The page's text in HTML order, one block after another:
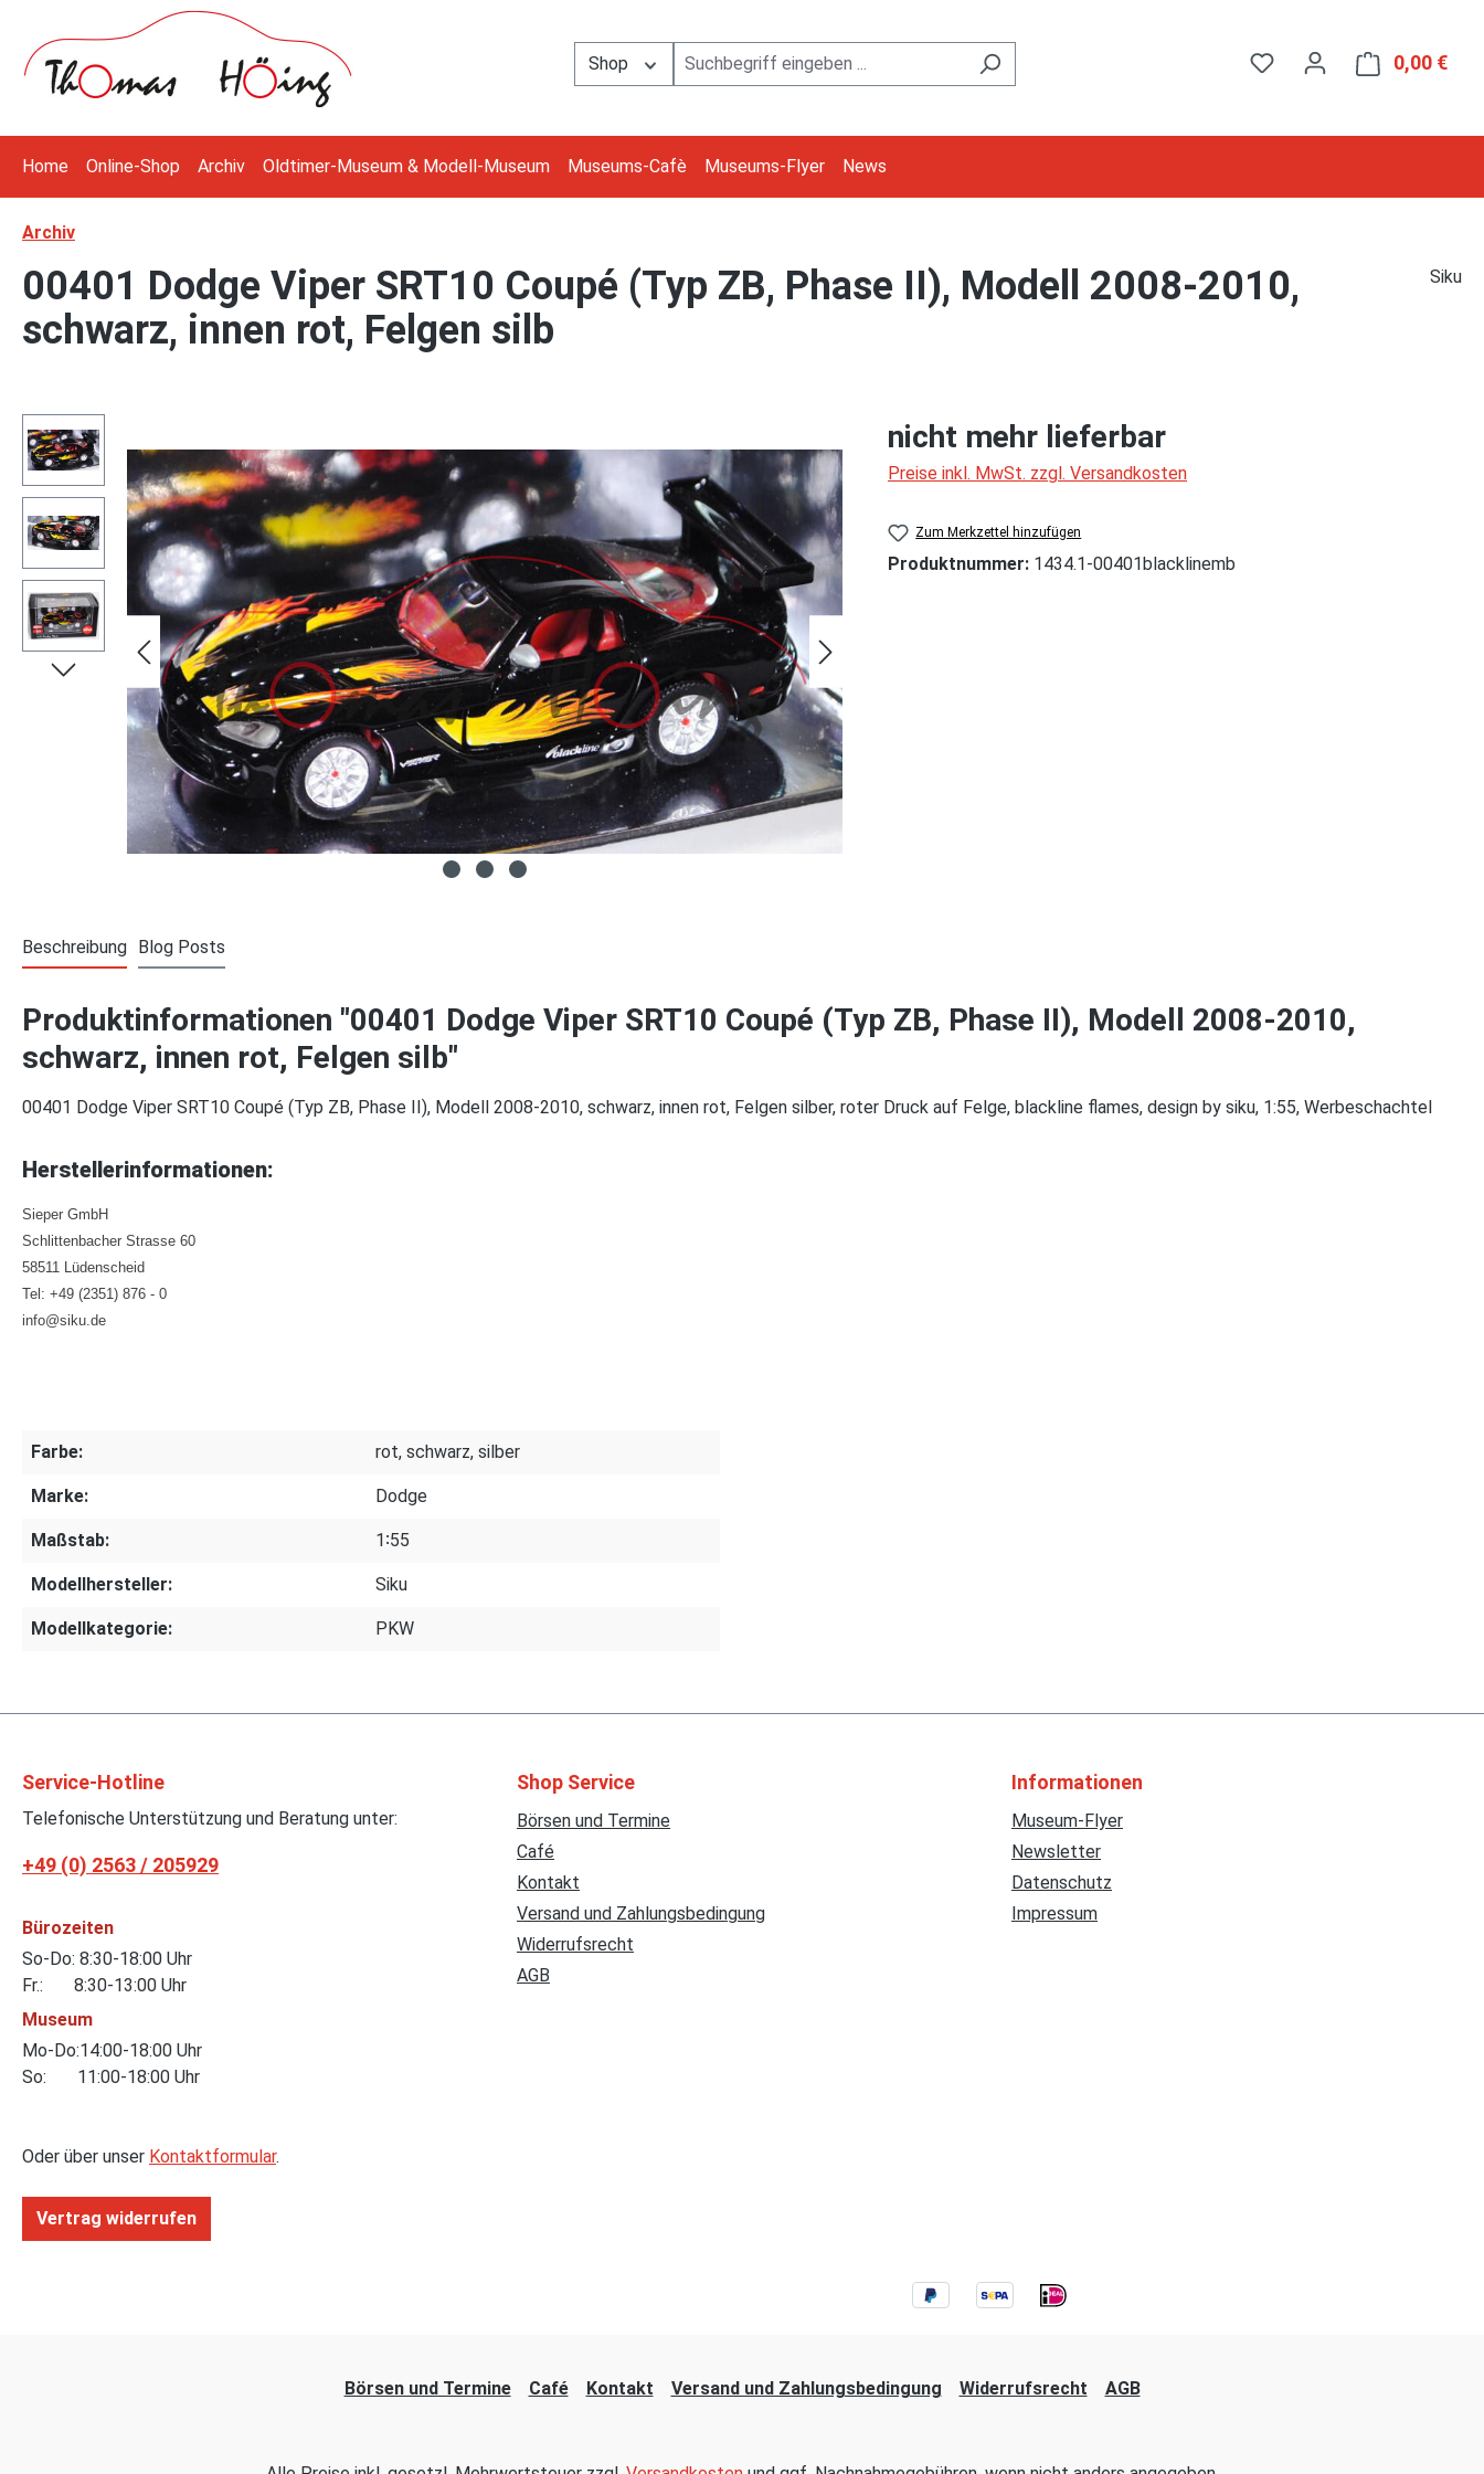
Hauptinhalt springen
Zur Suche springen
Zur Hauptnavigation springen
Shop
0,00 €
Home Online-Shop Archiv Oldtimer-Museum & Modell-Museum Museums-Cafè Museums-Flyer News
Archiv
00401 Dodge Viper SRT10 Coupé (Typ ZB, Phase II), Modell 2008-2010,
schwarz, innen rot, Felgen silb
Siku
Bildergalerie überspringen nicht mehr lieferbar
Preise inkl. MwSt. zzgl. Versandkosten
Zum Merkzettel hinzufügen
Produktnummer: 1434.1-00401blacklinemb
Beschreibung Blog Posts
Produktinformationen "00401 Dodge Viper SRT10 Coupé (Typ ZB, Phase II), Modell 2008-2010,
schwarz, innen rot, Felgen silb"
00401 Dodge Viper SRT10 Coupé (Typ ZB, Phase II), Modell 2008-2010, schwarz, innen rot, Felgen silber, roter Druck auf Felge, blackline flames, design by siku, 1:55, Werbeschachtel
Herstellerinformationen:
Sieper GmbH
Schlittenbacher Strasse 60
58511 Lüdenscheid
Tel: +49 (2351) 876 - 0
info@siku.de
Farbe: rot, schwarz, silber
Marke: Dodge
Maßstab: 1∶55
Modellhersteller: Siku
Modellkategorie: PKW
Service-Hotline
Telefonische Unterstützung und Beratung unter:
+49 (0) 2563 / 205929
Bürozeiten
So-Do: 8:30-18:00 Uhr
Fr.: 8:30-13:00 Uhr
Museum
Mo-Do:14:00-18:00 Uhr
So: 11:00-18:00 Uhr
Oder über unser Kontaktformular.
Vertrag widerrufen
Shop Service
Börsen und Termine
Café
Kontakt
Versand und Zahlungsbedingung
Widerrufsrecht
AGB
Informationen
Museum-Flyer
Newsletter
Datenschutz
Impressum
Börsen und Termine Café Kontakt Versand und Zahlungsbedingung Widerrufsrecht AGB